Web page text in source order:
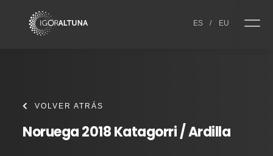
ES / EU
VOLVER ATRÁS
Noruega 2018 Katagorri / Ardilla